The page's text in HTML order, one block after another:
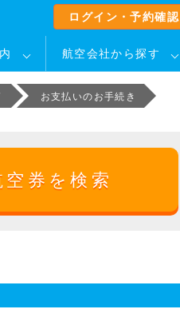
ログイン・予約確認
航空会社から探す
お支払いのお手続き
空券を検索